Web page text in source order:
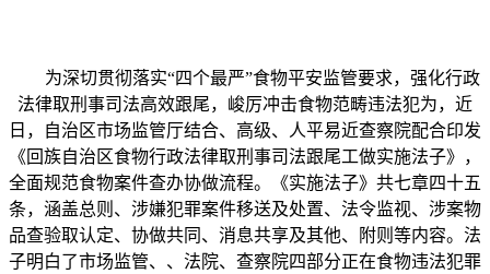
为深切贯彻落实“四个最严”食物平安监管要求，强化行政
法律取刑事司法高效跟尾，峻厉冲击食物范畴违法犯为，近
日，自治区市场监管厅结合、高级、人平易近查察院配合印发
《回族自治区食物行政法律取刑事司法跟尾工做实施法子》，
全面规范食物案件查办协做流程。《实施法子》共七章四十五
条，涵盖总则、涉嫌犯罪案件移送及处置、法令监视、涉案物
品查验取认定、协做共同、消息共享及其他、附则等内容。法
子明白了市场监管、、法院、查察院四部分正在食物违法犯罪